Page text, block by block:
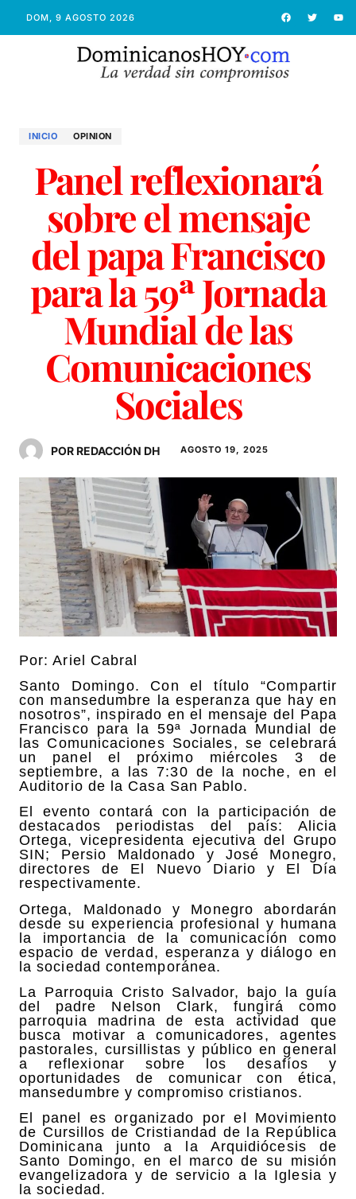
DOM, 9 AGOSTO 2026
INICIO OPINION
Panel reflexionará
sobre el mensaje
del papa Francisco
para la 59ª Jornada
Mundial de las
Comunicaciones
Sociales
POR REDACCIÓN DH AGOSTO 19, 2025
Por: Ariel Cabral
Santo Domingo. Con el título “Compartir
con mansedumbre la esperanza que hay en
nosotros”, inspirado en el mensaje del Papa
Francisco para la 59ª Jornada Mundial de
las Comunicaciones Sociales, se celebrará
un panel el próximo miércoles 3 de
septiembre, a las 7:30 de la noche, en el
Auditorio de la Casa San Pablo.
El evento contará con la participación de
destacados periodistas del país: Alicia
Ortega, vicepresidenta ejecutiva del Grupo
SIN; Persio Maldonado y José Monegro,
directores de El Nuevo Diario y El Día
respectivamente.
Ortega, Maldonado y Monegro abordarán
desde su experiencia profesional y humana
la importancia de la comunicación como
espacio de verdad, esperanza y diálogo en
la sociedad contemporánea.
La Parroquia Cristo Salvador, bajo la guía
del padre Nelson Clark, fungirá como
parroquia madrina de esta actividad que
busca motivar a comunicadores, agentes
pastorales, cursillistas y público en general
a reflexionar sobre los desafíos y
oportunidades de comunicar con ética,
mansedumbre y compromiso cristianos.
El panel es organizado por el Movimiento
de Cursillos de Cristiandad de la República
Dominicana junto a la Arquidiócesis de
Santo Domingo, en el marco de su misión
evangelizadora y de servicio a la Iglesia y
la sociedad.